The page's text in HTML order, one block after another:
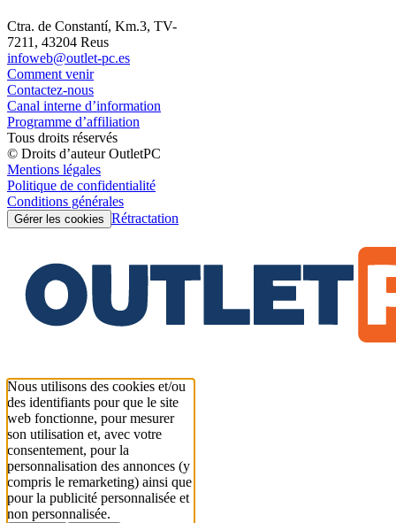
Ctra. de Constantí, Km.3, TV-
7211, 43204 Reus
infoweb@outlet-pc.es
Comment venir
Contactez-nous
Canal interne d’information
Programme d’affiliation
Tous droits réservés
© Droits d’auteur OutletPC
Mentions légales
Politique de confidentialité
Conditions générales
Gérer les cookies Rétractation
Nous utilisons des cookies et/ou
des identifiants pour que le site
web fonctionne, pour mesurer
son utilisation et, avec votre
consentement, pour la
personnalisation des annonces (y
compris le remarketing) ainsi que
pour la publicité personnalisée et
non personnalisée.